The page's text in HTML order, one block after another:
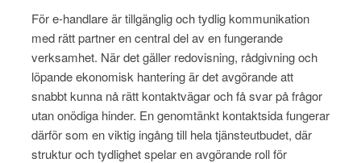
För e-handlare är tillgänglig och tydlig kommunikation
med rätt partner en central del av en fungerande
verksamhet. När det gäller redovisning, rådgivning och
löpande ekonomisk hantering är det avgörande att
snabbt kunna nå rätt kontaktvägar och få svar på frågor
utan onödiga hinder. En genomtänkt kontaktsida fungerar
därför som en viktig ingång till hela tjänsteutbudet, där
struktur och tydlighet spelar en avgörande roll för